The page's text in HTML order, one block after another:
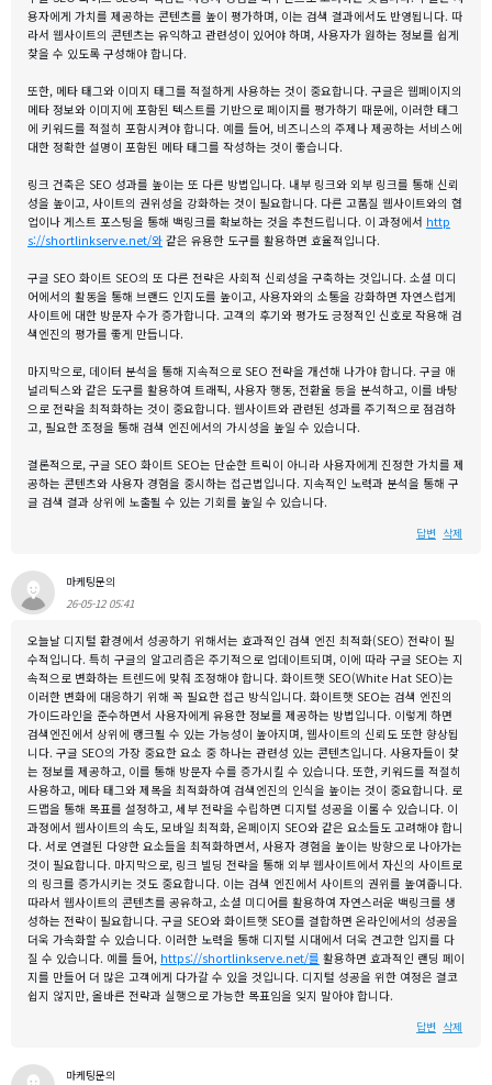
용자에게 가치를 제공하는 콘텐츠를 높이 평가하며, 이는 검색 결과에서도 반영됩니다. 따
라서 웹사이트의 콘텐츠는 유익하고 관련성이 있어야 하며, 사용자가 원하는 정보를 쉽게
찾을 수 있도록 구성해야 합니다.
또한, 메타 태그와 이미지 태그를 적절하게 사용하는 것이 중요합니다. 구글은 웹페이지의
메타 정보와 이미지에 포함된 텍스트를 기반으로 페이지를 평가하기 때문에, 이러한 태그
에 키워드를 적절히 포함시켜야 합니다. 예를 들어, 비즈니스의 주제나 제공하는 서비스에
대한 정확한 설명이 포함된 메타 태그를 작성하는 것이 좋습니다.
링크 건축은 SEO 성과를 높이는 또 다른 방법입니다. 내부 링크와 외부 링크를 통해 신뢰
성을 높이고, 사이트의 권위성을 강화하는 것이 필요합니다. 다른 고품질 웹사이트와의 협
업이나 게스트 포스팅을 통해 백링크를 확보하는 것을 추천드립니다. 이 과정에서 http
s://shortlinkserve.net/와 같은 유용한 도구를 활용하면 효율적입니다.
구글 SEO 화이트 SEO의 또 다른 전략은 사회적 신뢰성을 구축하는 것입니다. 소셜 미디
어에서의 활동을 통해 브랜드 인지도를 높이고, 사용자와의 소통을 강화하면 자연스럽게
사이트에 대한 방문자 수가 증가합니다. 고객의 후기와 평가도 긍정적인 신호로 작용해 검
색엔진의 평가를 좋게 만듭니다.
마지막으로, 데이터 분석을 통해 지속적으로 SEO 전략을 개선해 나가야 합니다. 구글 애
널리틱스와 같은 도구를 활용하여 트래픽, 사용자 행동, 전환율 등을 분석하고, 이를 바탕
으로 전략을 최적화하는 것이 중요합니다. 웹사이트와 관련된 성과를 주기적으로 점검하
고, 필요한 조정을 통해 검색 엔진에서의 가시성을 높일 수 있습니다.
결론적으로, 구글 SEO 화이트 SEO는 단순한 트릭이 아니라 사용자에게 진정한 가치를 제
공하는 콘텐츠와 사용자 경험을 중시하는 접근법입니다. 지속적인 노력과 분석을 통해 구
글 검색 결과 상위에 노출될 수 있는 기회를 높일 수 있습니다.
답변 삭제
마케팅문의
26-05-12 05:41
오늘날 디지털 환경에서 성공하기 위해서는 효과적인 검색 엔진 최적화(SEO) 전략이 필
수적입니다. 특히 구글의 알고리즘은 주기적으로 업데이트되며, 이에 따라 구글 SEO는 지
속적으로 변화하는 트렌드에 맞춰 조정해야 합니다. 화이트햇 SEO(White Hat SEO)는
이러한 변화에 대응하기 위해 꼭 필요한 접근 방식입니다. 화이트햇 SEO는 검색 엔진의
가이드라인을 준수하면서 사용자에게 유용한 정보를 제공하는 방법입니다. 이렇게 하면
검색엔진에서 상위에 랭크될 수 있는 가능성이 높아지며, 웹사이트의 신뢰도 또한 향상됩
니다. 구글 SEO의 가장 중요한 요소 중 하나는 관련성 있는 콘텐츠입니다. 사용자들이 찾
는 정보를 제공하고, 이를 통해 방문자 수를 증가시킬 수 있습니다. 또한, 키워드를 적절히
사용하고, 메타 태그와 제목을 최적화하여 검색엔진의 인식을 높이는 것이 중요합니다. 로
드맵을 통해 목표를 설정하고, 세부 전략을 수립하면 디지털 성공을 이룰 수 있습니다. 이
과정에서 웹사이트의 속도, 모바일 최적화, 온페이지 SEO와 같은 요소들도 고려해야 합니
다. 서로 연결된 다양한 요소들을 최적화하면서, 사용자 경험을 높이는 방향으로 나아가는
것이 필요합니다. 마지막으로, 링크 빌딩 전략을 통해 외부 웹사이트에서 자신의 사이트로
의 링크를 증가시키는 것도 중요합니다. 이는 검색 엔진에서 사이트의 권위를 높여줍니다.
따라서 웹사이트의 콘텐츠를 공유하고, 소셜 미디어를 활용하여 자연스러운 백링크를 생
성하는 전략이 필요합니다. 구글 SEO와 화이트햇 SEO를 결합하면 온라인에서의 성공을
더욱 가속화할 수 있습니다. 이러한 노력을 통해 디지털 시대에서 더욱 견고한 입지를 다
질 수 있습니다. 예를 들어, https://shortlinkserve.net/를 활용하면 효과적인 랜딩 페이
지를 만들어 더 많은 고객에게 다가갈 수 있을 것입니다. 디지털 성공을 위한 여정은 결코
쉽지 않지만, 올바른 전략과 실행으로 가능한 목표임을 잊지 말아야 합니다.
답변 삭제
마케팅문의